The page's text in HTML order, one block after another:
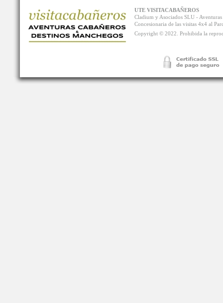
UTE VISITACABAÑEROS
Cladium y Asociados SLU -
Concesionaria de las visitas 4x4 al
Copyright © 2022. Prohibida la